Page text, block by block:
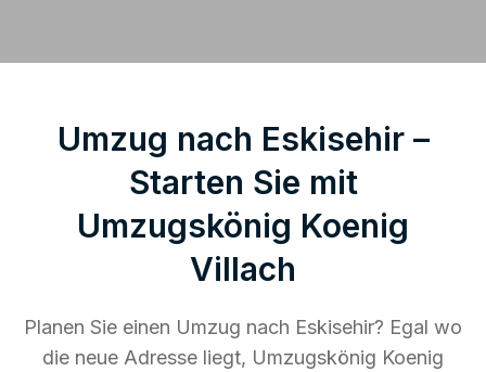
Umzug nach Eskisehir –
Starten Sie mit
Umzugskönig Koenig
Villach
Planen Sie einen Umzug nach Eskisehir? Egal wo
die neue Adresse liegt, Umzugskönig Koenig